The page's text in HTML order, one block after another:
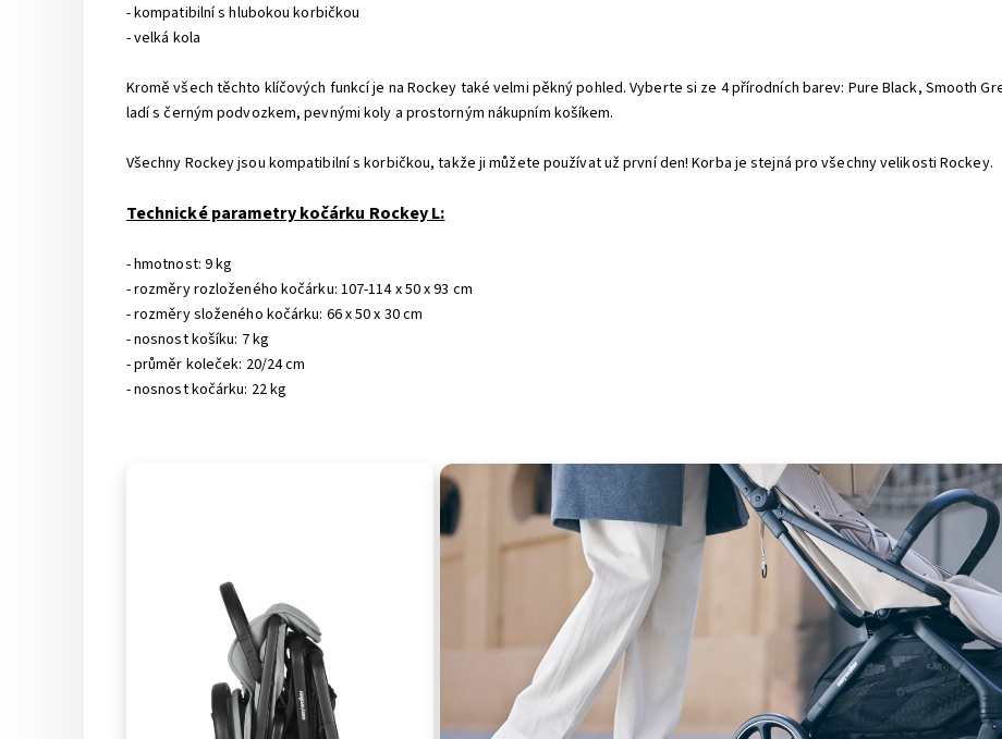
- kompatibilní s hlubokou korbičkou
- velká kola
Kromě všech těchto klíčových funkcí je na Rockey také velmi pěkný pohled. Vyberte si ze 4 přírodních barev: Pure Black, Smooth
ladí s černým podvozkem, pevnými koly a prostorným nákupním košíkem.
Všechny Rockey jsou kompatibilní s korbičkou, takže ji můžete používat už první den! Korba je stejná pro všechny velikosti Rockey.
Technické parametry kočárku Rockey L:
- hmotnost: 9 kg
- rozměry rozloženého kočárku: 107-114 x 50 x 93 cm
- rozměry složeného kočárku: 66 x 50 x 30 cm
- nosnost košíku: 7 kg
- průměr koleček: 20/24 cm
- nosnost kočárku: 22 kg